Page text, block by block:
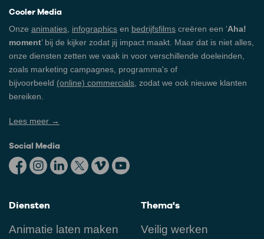
Cooler Media
Onze animaties infographics en bedrijfsfilms creëren een ‘Aha!
moment’ bij de kijker zodat jij impact maakt. Maar dat is niet alles,
onze diensten zetten we vaak in voor verschillende doeleinden,
zoals marketing campagnes, programma's of
bijvoorbeeld (online) commercials , zodat we ook nieuwe klanten
bereiken.
Lees meer →
Social Media
Diensten
Animatie laten maken
Thema's
Veilig werken